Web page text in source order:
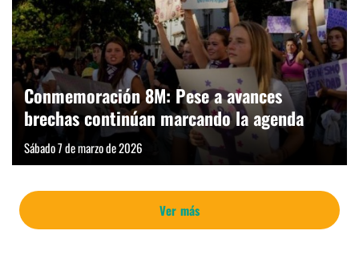
Ver más
Conmemoración 8M: Pese a avances
brechas continúan marcando la agenda
Sábado 7 de marzo de 2026